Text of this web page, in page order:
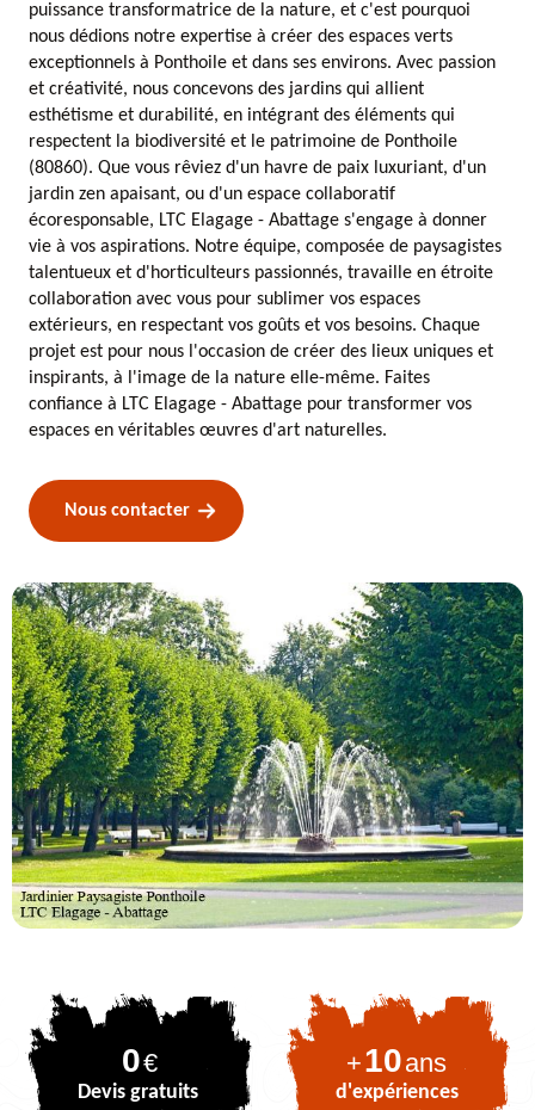
puissance transformatrice de la nature, et c'est pourquoi
nous dédions notre expertise à créer des espaces verts
exceptionnels à Ponthoile et dans ses environs. Avec passion
et créativité, nous concevons des jardins qui allient
esthétisme et durabilité, en intégrant des éléments qui
respectent la biodiversité et le patrimoine de Ponthoile
(80860). Que vous rêviez d'un havre de paix luxuriant, d'un
jardin zen apaisant, ou d'un espace collaboratif
écoresponsable, LTC Elagage - Abattage s'engage à donner
vie à vos aspirations. Notre équipe, composée de paysagistes
talentueux et d'horticulteurs passionnés, travaille en étroite
collaboration avec vous pour sublimer vos espaces
extérieurs, en respectant vos goûts et vos besoins. Chaque
projet est pour nous l'occasion de créer des lieux uniques et
inspirants, à l'image de la nature elle-même. Faites
confiance à LTC Elagage - Abattage pour transformer vos
espaces en véritables œuvres d'art naturelles.
Nous contacter
0€
Devis gratuits
+10ans
d'expériences